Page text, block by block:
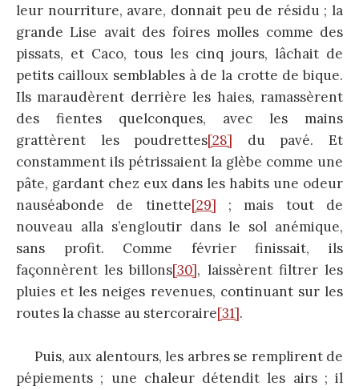
leur nourriture, avare, donnait peu de résidu ; la
grande Lise avait des foires molles comme des
pissats, et Caco, tous les cinq jours, lâchait de
petits cailloux semblables à de la crotte de bique.
Ils maraudèrent derrière les haies, ramassèrent
des fientes quelconques, avec les mains
grattèrent les poudrettes[28] du pavé. Et
constamment ils pétrissaient la glèbe comme une
pâte, gardant chez eux dans les habits une odeur
nauséabonde de tinette[29] ; mais tout de
nouveau alla s’engloutir dans le sol anémique,
sans profit. Comme février finissait, ils
façonnèrent les billons[30], laissèrent filtrer les
pluies et les neiges revenues, continuant sur les
routes la chasse au stercoraire[31].
Puis, aux alentours, les arbres se remplirent de
pépiements ; une chaleur détendit les airs ; il